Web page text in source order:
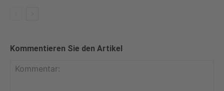
Kommentieren Sie den Artikel